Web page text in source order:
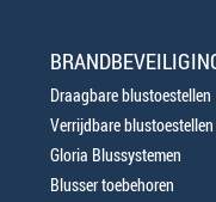
Draagbare blustoestellen
Verrijdbare blustoestellen
Gloria Blussystemen
Blusser toebehoren